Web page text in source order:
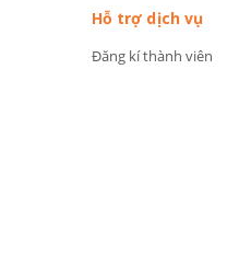
Hỗ trợ dịch vụ
Đăng kí thành viên